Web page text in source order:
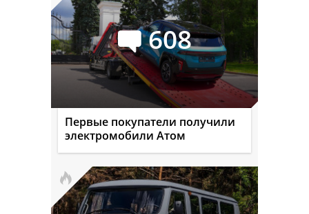
608
Первые покупатели получили
электромобили Атом